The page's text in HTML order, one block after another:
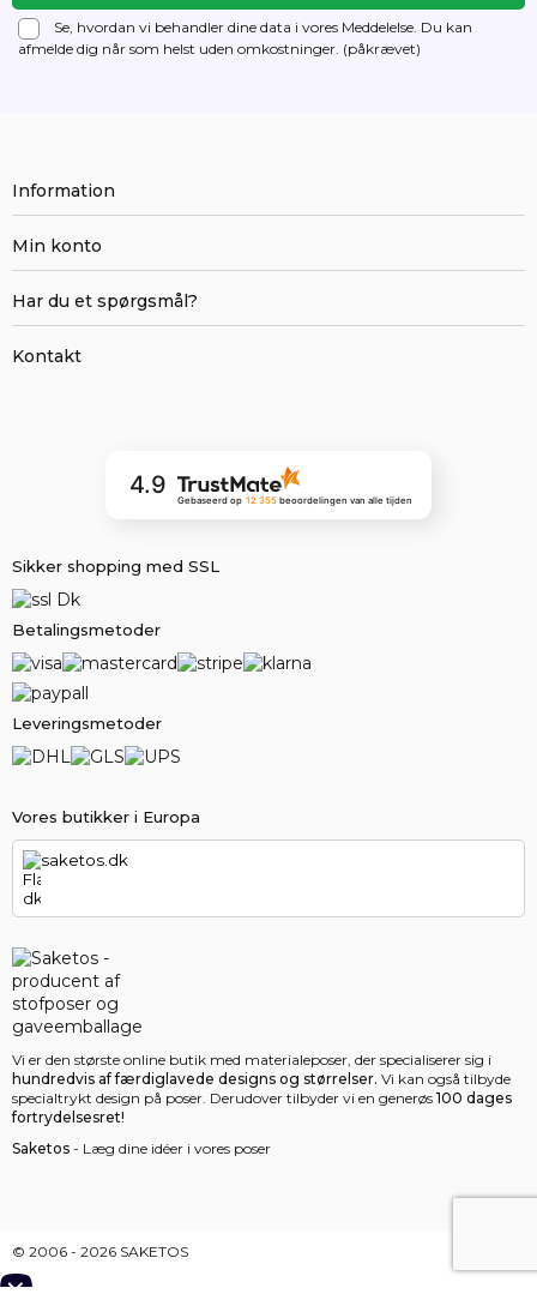
Se, hvordan vi behandler dine data i vores Meddelelse. Du kan
afmelde dig når som helst uden omkostninger. (påkrævet)
Vi er den største online butik med materialeposer, der specialiserer sig i
hundredvis af færdiglavede designs og størrelser. Vi kan også tilbyde
specialtrykt design på poser. Derudover tilbyder vi en generøs 100 dages
fortrydelsesret!
Saketos - Læg dine idéer i vores poser
Vores butikker i Europa
saketos.dk
Information
Min konto
Har du et spørgsmål?
Kontakt
4.9
Gebaseerd op 12 355 beoordelingenvan alle tijden
Sikker shopping med SSL
Betalingsmetoder
Leveringsmetoder
© 2006 - 2026 SAKETOS